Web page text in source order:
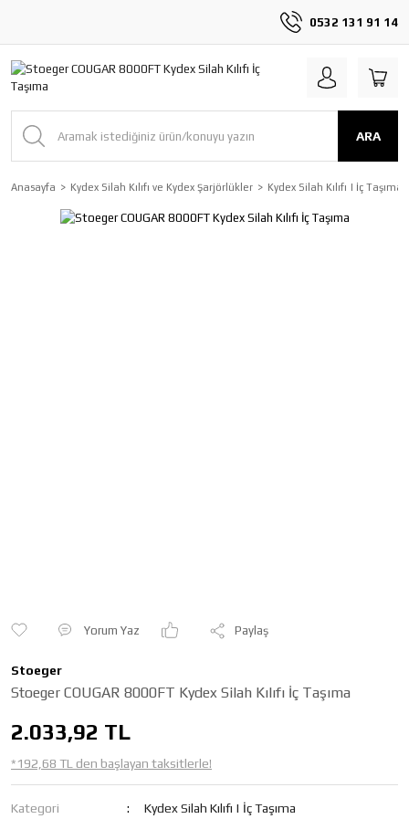
0532 131 91 14
ARA
Anasayfa Kydex Silah Kılıfı ve Kydex Şarjörlükler Kydex Silah Kılıfı | İç Taşıma
Yorum Yaz Paylaş
Stoeger
Stoeger COUGAR 8000FT Kydex Silah Kılıfı İç Taşıma
2.033,92 TL
*192,68 TL den başlayan taksitlerle!
Kategori
Kydex Silah Kılıfı | İç Taşıma